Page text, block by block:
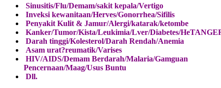
Sinusitis/Flu/Demam/sakit kepala/Vertigo
Inveksi kewanitaan/Herves/Gonorrhea/Sifilis
Penyakit Kulit & Jamur/Alergi/katarak/ketombe
Kanker/Tumor/Kista/Leukimia/Lver/Diabetes/
Darah tinggi/Kolesterol/Darah Rendah/Anemia
Asam urat?reumatik/Varises
HIV/AIDS/Demam Berdarah/Malaria/Gamguan
Pencernaan/Maag/Usus Buntu
Dll.